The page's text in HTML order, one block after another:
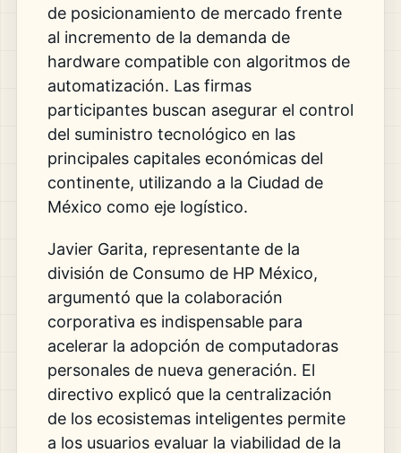
de posicionamiento de mercado frente
al incremento de la demanda de
hardware compatible con algoritmos de
automatización. Las firmas
participantes buscan asegurar el control
del suministro tecnológico en las
principales capitales económicas del
continente, utilizando a la Ciudad de
México como eje logístico.
Javier Garita, representante de la
división de Consumo de HP México,
argumentó que la colaboración
corporativa es indispensable para
acelerar la adopción de computadoras
personales de nueva generación. El
directivo explicó que la centralización
de los ecosistemas inteligentes permite
a los usuarios evaluar la viabilidad de la